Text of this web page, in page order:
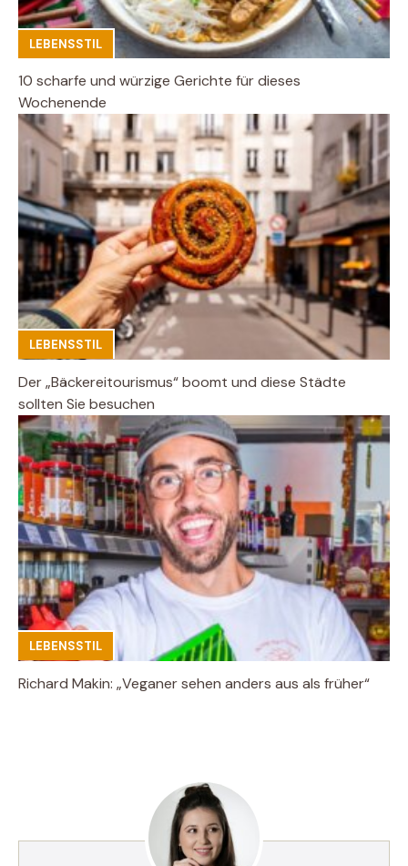
LEBENSSTIL
10 scharfe und würzige Gerichte für dieses
Wochenende
LEBENSSTIL
Der „Bäckereitourismus“ boomt und diese Städte
sollten Sie besuchen
LEBENSSTIL
Richard Makin: „Veganer sehen anders aus als früher“